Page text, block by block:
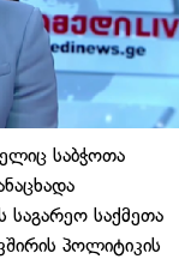
საბჭოთა
საგარეო საქმეთა
პოლიტიკის